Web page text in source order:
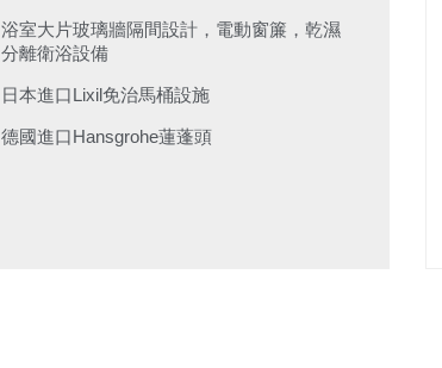
浴室大片玻璃牆隔間設計，電動窗簾，乾濕
分離衛浴設備
日本進口Lixil免治馬桶設施
德國進口Hansgrohe蓮蓬頭